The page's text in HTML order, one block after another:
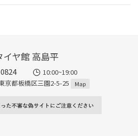
イヤ館 高島平
10:00~19:00
京都板橋区三園2-5-25
Map